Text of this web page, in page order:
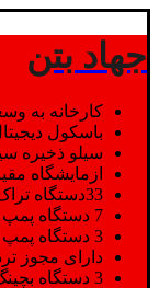
جهاد بتن
کارخانه به وسعت 20000
باسکول دیجیتال 60 تنی
سیلو ذخیره
ازمایشگاه
33دستگاه تراک میکسر
7 دستگاه پمپ ثابت
3 دستگاه پمپ دکل 36-42-52 متری
دارای مجوز
3 دستگاه بچینگ لیپهر(2دستگاه 1متری و 1 دستگاه 1/2 متری با توان تولید 150 متر مکعب در ساعت)